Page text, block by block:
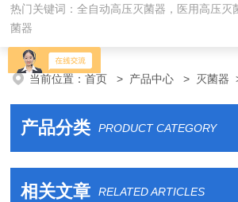
热门关键词：全自动高压灭菌器，医用高压灭
菌器
当前位置：首页 > 产品中心 > 灭菌器
产品分类 PRODUCT CATEGORY
相关文章 RELATED ARTICLES